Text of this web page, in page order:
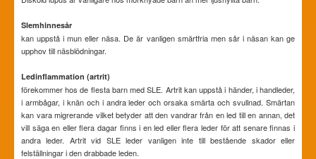
Slemhinnesår
kan uppstå i mun eller näsa. De är vanligen smärtfria men sår i näsan kan ge
upphov till näsblödningar.
Ledinflammation (artrit)
förekommer hos de flesta barn med SLE. Artrit kan uppstå i händer, i handleder,
i armbågar, i knän och i andra leder och orsaka smärta och svullnad. Smärtan
kan vara migrerande vilket betyder att den vandrar från en led till en annan, det
vill säga en eller flera dagar finns i en led eller flera leder för att senare finnas i
andra leder. Artrit vid SLE leder vanligen inte till bestående skador eller
felställningar i den drabbade leden.